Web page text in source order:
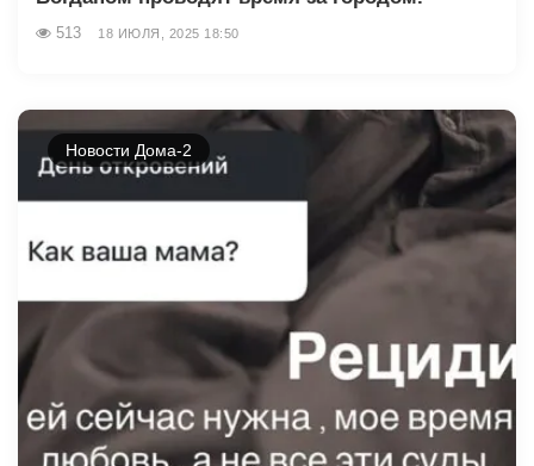
513 18 ИЮЛЯ, 2025 18:50
Новости Дома-2